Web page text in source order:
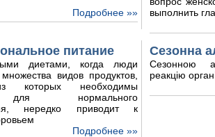
Подробнее »»
выполнить
питание
диетами, когда люди
видов продуктов,
которых необходимы
для нормального
нередко приводит к
Подробнее »»
Сезонна
Сезонною
реакцію